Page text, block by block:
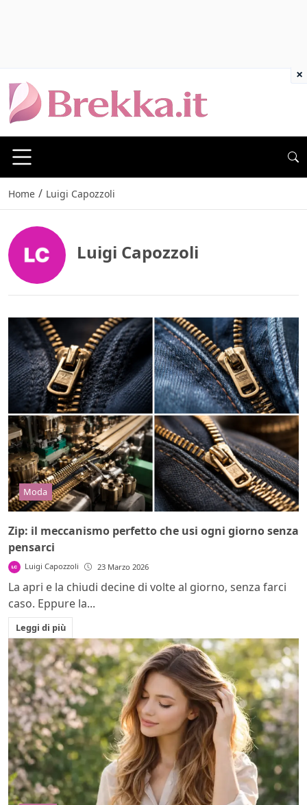
Home / Luigi Capozzoli
Luigi Capozzoli
Moda
Zip: il meccanismo perfetto che usi ogni giorno senza
pensarci
Luigi Capozzoli 23 Marzo 2026
La apri e la chiudi decine di volte al giorno, senza farci
caso. Eppure la...
Leggi di più
×